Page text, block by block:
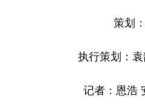
策划：
执行策划：袁
记者：恩浩